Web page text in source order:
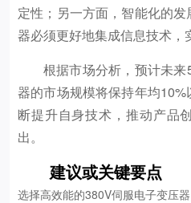
定性；另一方面，智能化的
器必须更好地集成信息技术，
根据市场分析，预计未
器的市场规模将保持年均
断提升自身技术，推动产品
出。
建议或关键要点
选择高效能的380V伺服电子变压